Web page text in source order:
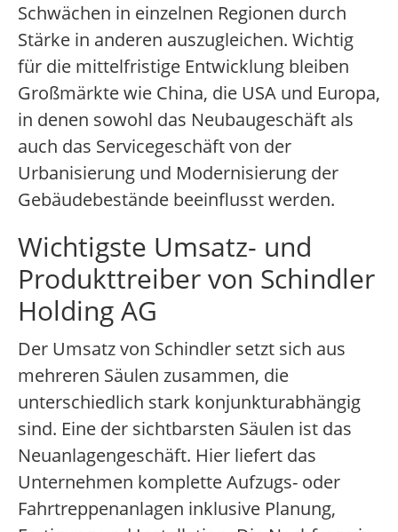
Schwächen in einzelnen Regionen durch
Stärke in anderen auszugleichen. Wichtig
für die mittelfristige Entwicklung bleiben
Großmärkte wie China, die USA und Europa,
in denen sowohl das Neubaugeschäft als
auch das Servicegeschäft von der
Urbanisierung und Modernisierung der
Gebäudebestände beeinflusst werden.
Wichtigste Umsatz- und
Produkttreiber von Schindler
Holding AG
Der Umsatz von Schindler setzt sich aus
mehreren Säulen zusammen, die
unterschiedlich stark konjunkturabhängig
sind. Eine der sichtbarsten Säulen ist das
Neuanlagengeschäft. Hier liefert das
Unternehmen komplette Aufzugs- oder
Fahrtreppenanlagen inklusive Planung,